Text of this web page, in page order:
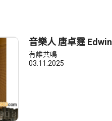
音樂人 唐卓霆 Edwin
有誰共鳴
03.11.2025